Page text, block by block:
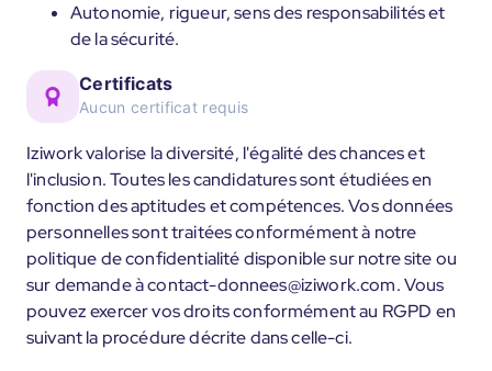
Autonomie, rigueur, sens des responsabilités et
de la sécurité.
Certificats
Aucun certificat requis
Iziwork valorise la diversité, l'égalité des chances et
l'inclusion. Toutes les candidatures sont étudiées en
fonction des aptitudes et compétences. Vos données
personnelles sont traitées conformément à notre
politique de confidentialité disponible sur notre site ou
sur demande à contact-donnees@iziwork.com. Vous
pouvez exercer vos droits conformément au RGPD en
suivant la procédure décrite dans celle-ci.